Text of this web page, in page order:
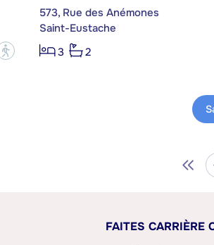
?
573, Rue des Anémones
Saint-Eustache
3
2
FAITES CARRIÈRE